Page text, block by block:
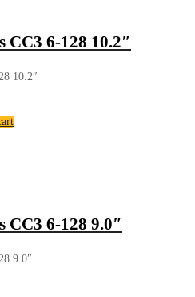
CC3 6-128 10.2″
10.2″
CC3 6-128 9.0″
9.0″